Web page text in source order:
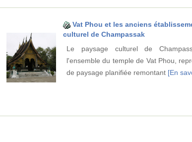
Vat Phou et les anciens
culturel de Champassak
Le paysage culturel de
l'ensemble du temple de Vat Phou,
de paysage planifiée remontant [En